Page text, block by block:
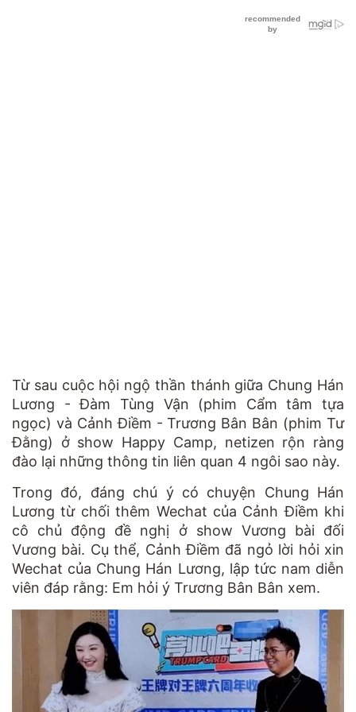
Từ sau cuộc hội ngộ thần thánh giữa Chung Hán
Lương - Đàm Tùng Vận (phim Cẩm tâm tựa
ngọc) và Cảnh Điềm - Trương Bân Bân (phim Tư
Đằng) ở show Happy Camp, netizen rộn ràng
đào lại những thông tin liên quan 4 ngôi sao này.
Trong đó, đáng chú ý có chuyện Chung Hán
Lương từ chối thêm Wechat của Cảnh Điềm khi
cô chủ động đề nghị ở show Vương bài đối
Vương bài. Cụ thể, Cảnh Điềm đã ngỏ lời hỏi xin
Wechat của Chung Hán Lương, lập tức nam diễn
viên đáp rằng: Em hỏi ý Trương Bân Bân xem.